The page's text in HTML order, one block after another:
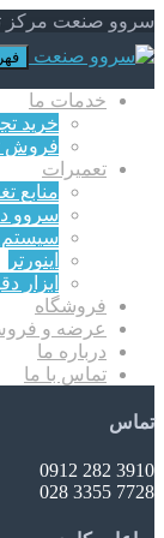
سروو صنعت مرکز
خدمات ما
خرید
فروش
تعمیرات
منابع
سروو
سیستم
اینورتر
ابزار
فروشگاه
عرضه و
درباره ما
تماس با ما
تماس
3910 282 0912
7728 3355 028